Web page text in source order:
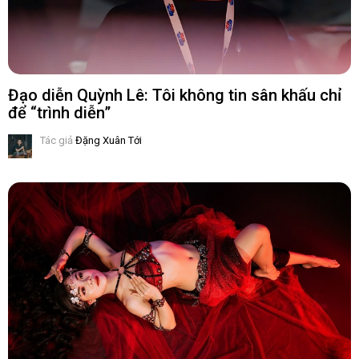
Đạo diễn Quỳnh Lê: Tôi không tin sân khấu chỉ
để “trình diễn”
Tác giả Đặng Xuân Tới